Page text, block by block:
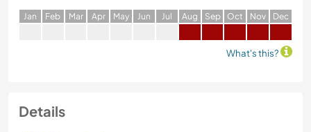
Jan Feb Mar Apr May Jun Jul Aug Sep Oct Nov Dec
What's this?
Details